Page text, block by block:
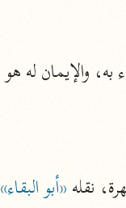
والإيمان له هو
نقله «أبو البقاء»